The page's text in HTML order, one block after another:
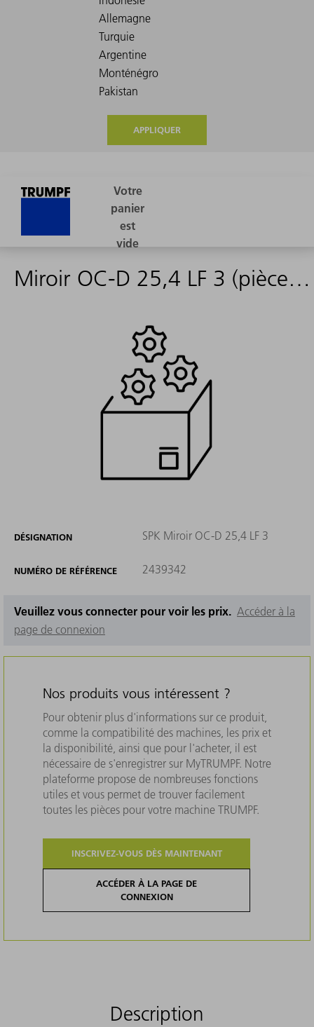
APPLIQUER
Miroir OC-D 25,4 LF 3 (pièce détachée)
DÉSIGNATION SPK Miroir OC-D 25,4 LF 3
NUMÉRO DE RÉFÉRENCE 2439342
Veuillez vous connecter pour voir les prix. Accéder à la
page de connexion
Nos produits vous intéressent ?
Pour obtenir plus d'informations sur ce produit,
comme la compatibilité des machines, les prix et
la disponibilité, ainsi que pour l'acheter, il est
nécessaire de s'enregistrer sur MyTRUMPF. Notre
plateforme propose de nombreuses fonctions
utiles et vous permet de trouver facilement
toutes les pièces pour votre machine TRUMPF.
INSCRIVEZ-VOUS DÈS MAINTENANT
ACCÉDER À LA PAGE DE
CONNEXION
Description